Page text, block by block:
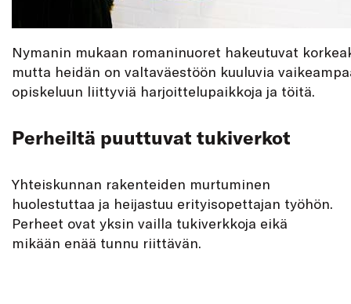
Nymanin mukaan romaninuoret hakeutuvat
mutta heidän on valtaväestöön kuuluvia
opiskeluun liittyviä harjoittelupaikkoja ja töitä.
Perheiltä puuttuvat tukiverkot
Yhteiskunnan rakenteiden murtuminen
huolestuttaa ja heijastuu erityisopettajan työhön.
Perheet ovat yksin vailla tukiverkkoja eikä
mikään enää tunnu riittävän.